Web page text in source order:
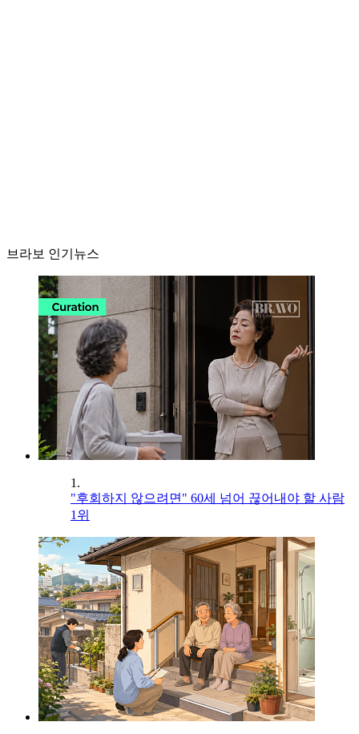
브라보 인기뉴스
1.
"후회하지 않으려면" 60세 넘어 끊어내야 할 사람
1위